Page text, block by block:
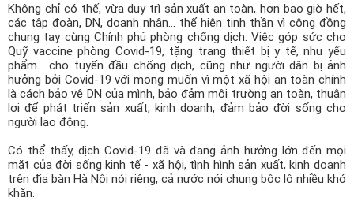
Không chỉ có thế, vừa duy trì sản xuất an toàn, hơn bao giờ hết,
các tập đoàn, DN, doanh nhân... thể hiện tinh thần vì cộng đồng
chung tay cùng Chính phủ phòng chống dịch. Việc góp sức cho
Quỹ vaccine phòng Covid-19, tặng trang thiết bị y tế, nhu yếu
phẩm... cho tuyến đầu chống dịch, cũng như người dân bị ảnh
hưởng bởi Covid-19 với mong muốn vì một xã hội an toàn chính
là cách bảo vệ DN của mình, bảo đảm môi trường an toàn, thuận
lợi để phát triển sản xuất, kinh doanh, đảm bảo đời sống cho
người lao động.
Có thể thấy, dịch Covid-19 đã và đang ảnh hưởng lớn đến mọi
mặt của đời sống kinh tế - xã hội, tình hình sản xuất, kinh doanh
trên địa bàn Hà Nội nói riêng, cả nước nói chung bộc lộ nhiều khó
khăn.